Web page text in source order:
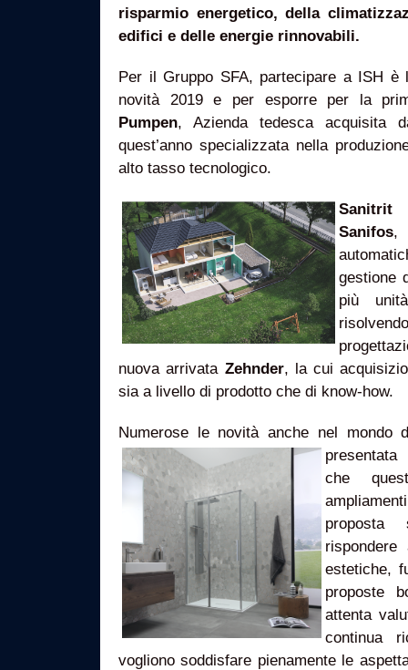
risparmio energetico, della
edifici e delle energie rinnovabili.
Per il Gruppo SFA, partecipare a ISH è
novità 2019 e per esporre per la
Pumpen, Azienda tedesca acquisita
quest’anno specializzata nella
alto tasso tecnologico.
Sanitrit
Sanifos,
gestione
più
nuova arrivata Zehnder, la cui
sia a livello di prodotto che di know-how.
Numerose le novità anche nel
che
estetiche,
proposte
attenta
continua
vogliono soddisfare pienamente le